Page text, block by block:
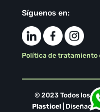
Síguenos en:
Política de tratamiento
© 2023 Todos los
Plasticel |